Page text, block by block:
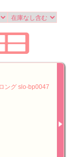
ング slo-bp0047